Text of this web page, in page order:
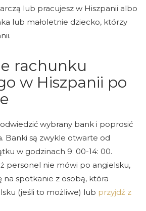
lub pracujesz w Hiszpanii albo
lub małoletnie dziecko, którzy
rachunku
w Hiszpanii po
wybrany bank i poprosić
Banki są zwykle otwarte od
w godzinach 9: 00-14: 00.
personel nie mówi po angielsku,
na spotkanie z osobą, która
(jeśli to możliwe) lub przyjdź z